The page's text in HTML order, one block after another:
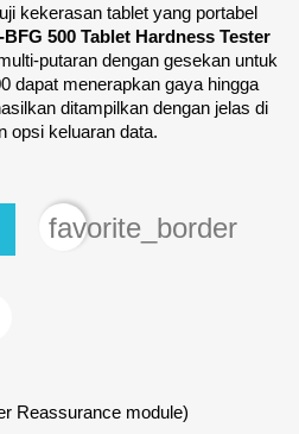
kekerasan tablet yang portabel
BFG 500 Tablet Hardness Tester
putaran dengan gesekan untuk
dapat menerapkan gaya hingga
ditampilkan dengan jelas di
opsi keluaran data.
favorite_border
Reassurance module)